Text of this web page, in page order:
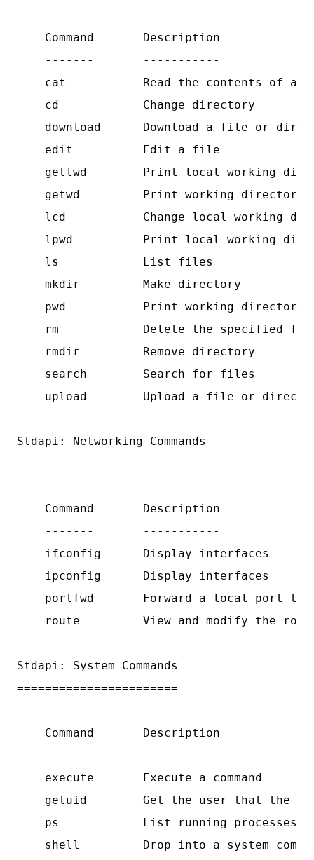
    Command       Description
    -------       -----------
cat           Read the contents of a
    cd            Change directory
download      Download a file or
    edit          Edit a file
getlwd        Print local working
    getwd         Print working directory
lcd           Change local working
lpwd          Print local working
    ls            List files
    mkdir         Make directory
    pwd           Print working directory
rm            Delete the specified
    rmdir         Remove directory
    search        Search for files
upload        Upload a file or
Stdapi: Networking Commands
===========================
    Command       Description
    -------       -----------
    ifconfig      Display interfaces
    ipconfig      Display interfaces
portfwd       Forward a local port to
route         View and modify the
Stdapi: System Commands
=======================
    Command       Description
    -------       -----------
    execute       Execute a command
getuid        Get the user that the
    ps            List running processes
shell         Drop into a system